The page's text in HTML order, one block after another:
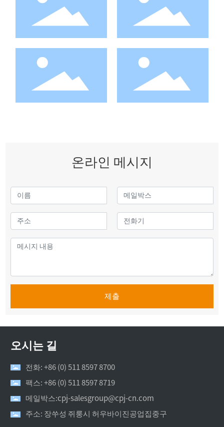
온라인 메시지
제출
오시는 길
전화: +86 (0) 511 8597 8700
팩스: +86 (0) 511 8597 8719
메일박스:cpj-salesgroup@cpj-cn.com
주소: 장쑤성 쥐룽시 허우바이진공업집중구